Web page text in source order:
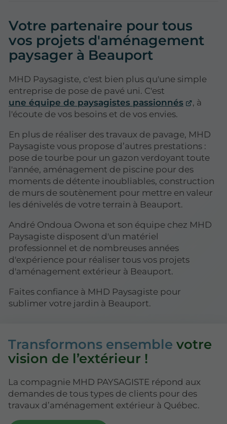
Votre partenaire pour tous
vos projets d'aménagement
paysager à Beauport
MHD Paysagiste, c'est bien plus qu'une simple
entreprise de pose de pavé uni. C'est
une équipe de paysagistes passionnés
, à
l'écoute de vos besoins et de vos envies.
En plus de réaliser des travaux de pavage, MHD
Paysagiste vous propose d’autres prestations :
pose de tourbe pour un gazon verdoyant toute
l'année, aménagement de piscine pour des
moments de détente inoubliables, construction
de murs de soutènement pour mettre en valeur
les dénivelés de votre terrain à Beauport.
André Ondoua Owona et son équipe chez MHD
Paysagiste disposent d'un matériel
professionnel et de nombreuses années
d'expérience pour réaliser tous vos projets
d'aménagement extérieur à Beauport.
Faites confiance à MHD Paysagiste pour
sublimer votre jardin à Beauport.
Transformons ensemble votre
vision de l’extérieur !
La compagnie MHD PAYSAGISTE répond aux
demandes de tous types de clients pour des
travaux d’aménagement extérieur à Québec.